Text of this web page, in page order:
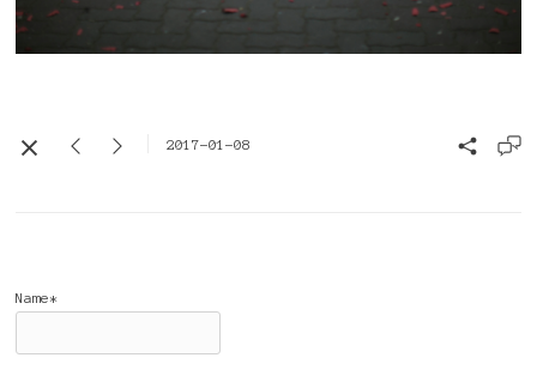
2017-01-08
Name*